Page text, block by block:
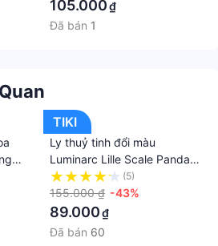
105.000₫
Đã bán 1
TIKI
Ly thuỷ tinh đổi màu
Luminarc Lille Scale Panda
425ml - LUSCQ3809
(5)
155.000 ₫ -43%
89.000₫
Đã bán 60